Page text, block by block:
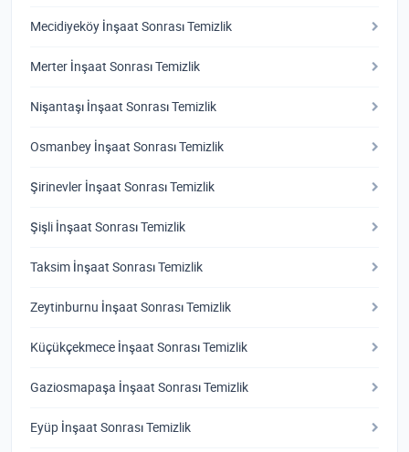
Mecidiyeköy İnşaat Sonrası Temizlik
Merter İnşaat Sonrası Temizlik
Nişantaşı İnşaat Sonrası Temizlik
Osmanbey İnşaat Sonrası Temizlik
Şirinevler İnşaat Sonrası Temizlik
Şişli İnşaat Sonrası Temizlik
Taksim İnşaat Sonrası Temizlik
Zeytinburnu İnşaat Sonrası Temizlik
Küçükçekmece İnşaat Sonrası Temizlik
Gaziosmapaşa İnşaat Sonrası Temizlik
Eyüp İnşaat Sonrası Temizlik